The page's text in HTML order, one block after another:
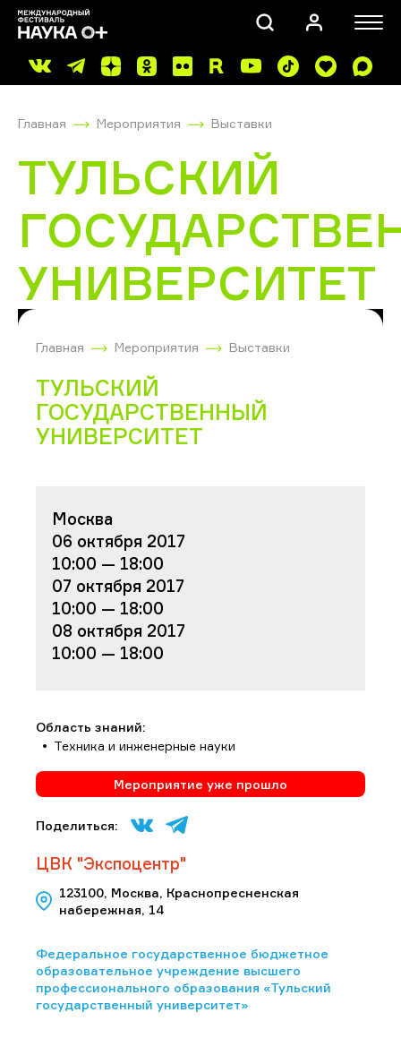
ПОИСК
Главная Мероприятия Выставки
ТУЛЬСКИЙ
УНИВЕРСИТЕТ
Главная Мероприятия Выставки
ТУЛЬСКИЙ
ГОСУДАРСТВЕННЫЙ
УНИВЕРСИТЕТ
Москва
06 октября 2017
10:00 — 18:00
07 октября 2017
10:00 — 18:00
08 октября 2017
10:00 — 18:00
Область знаний:
Техника и инженерные науки
Мероприятие уже прошло
Поделиться:
ЦВК "Экспоцентр"
123100, Москва, Краснопресненская
набережная, 14
Федеральное государственное бюджетное
образовательное учреждение высшего
профессионального образования «Тульский
государственный университет»